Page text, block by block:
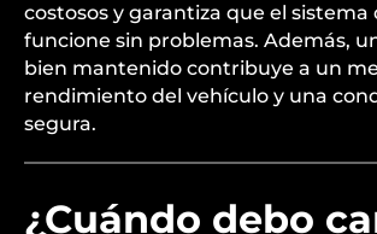
costosos y garantiza que el
funcione sin problemas. Además,
bien mantenido contribuye a un
rendimiento del vehículo y una
segura.
¿Cuándo debo